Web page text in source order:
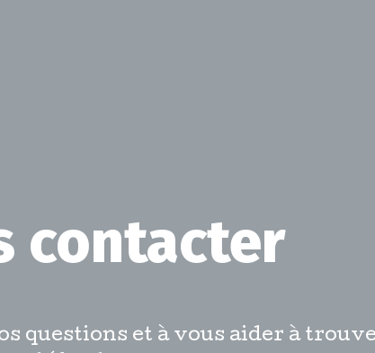
contacter
questions et à vous aider à